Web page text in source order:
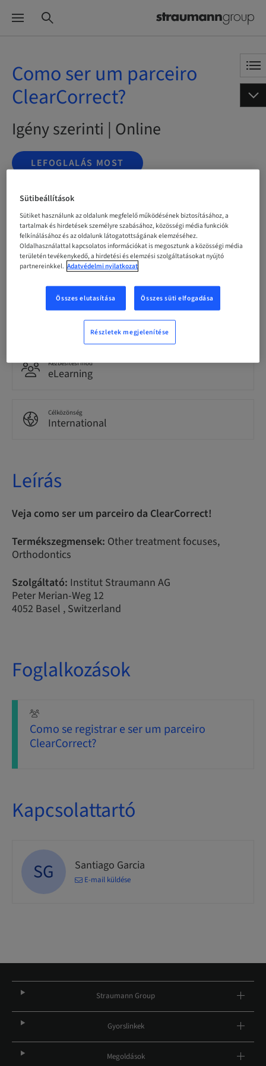
Como ser um parceiro
ClearCorrect?
Igény szerinti | Online
LEFOGLALÁS MOST
Státusz
bookable
Nyelv
Portuguese
0.00 Pontok
Kézbesítési mód
eLearning
Célközönség
International
Leírás
Veja como ser um parceiro da ClearCorrect!
Termékszegmensek: Other treatment focuses,
Orthodontics
Szolgáltató: Institut Straumann AG
Peter Merian-Weg 12
4052 Basel , Switzerland
Foglalkozások
Como se registrar e ser um parceiro
ClearCorrect?
Kapcsolattartó
SG Santiago Garcia
E-mail küldése
Straumann Group
Gyorslinkek
Megoldások
Sütibeállítások
Sütiket használunk az oldalunk megfelelő működésének biztosításához, a
tartalmak és hirdetések személyre szabásához, közösségi média funkciók
felkínálásához és az oldalunk látogatottságának elemzéséhez.
Oldalhasználattal kapcsolatos információkat is megosztunk a közösségi média
területén tevékenykedő, a hirdetési és elemzési szolgáltatásokat nyújtó
partnereinkkel. Adatvédelmi nyilatkozat
Összes elutasítása Összes süti elfogadása
Részletek megjelenítése